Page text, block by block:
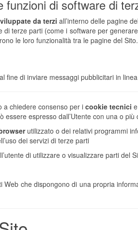
funzioni di software di
da terzi all’interno delle pagine
di terze parti (come i software per
le loro funzionalità tra le pagine del Sito.
di inviare messaggi pubblicitari in
a chiedere consenso per i cookie tecnici
espresso dall’Utente con una o
utilizzato o dei relativi programmi
dei servizi di terze parti
di utilizzare o visualizzare parti del
che dispongono di una propria